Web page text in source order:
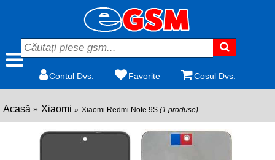
Contul Dvs. Favorite Coșul Dvs.
Acasă Xiaomi Xiaomi Redmi Note 9S (1 produse)